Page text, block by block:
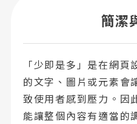
簡潔
「少即是多」是在網
的文字、圖片或元素會
致使用者感到壓力。因
能讓整個內容有適當的